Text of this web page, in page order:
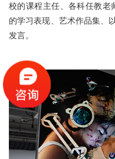
校的课程主任、各科任教老
的学习表现、艺术作品集、
发言。